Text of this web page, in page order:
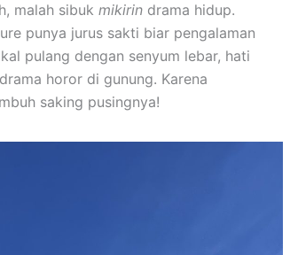
malah sibuk mikirin drama hidup.
punya jurus sakti biar pengalaman
pulang dengan senyum lebar, hati
horor di gunung. Karena
saking pusingnya!